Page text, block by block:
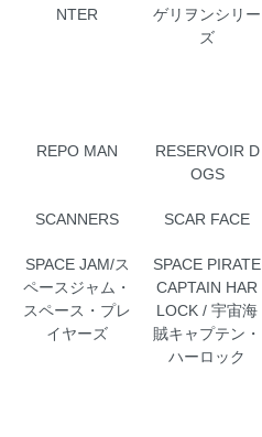
NTER
ゲリヲンシリー
ズ
REPO MAN
RESERVOIR D
OGS
SCANNERS SCAR FACE
SPACE JAM/ス
ペースジャム・
スペース・プレ
イヤーズ
SPACE PIRATE
CAPTAIN HAR
LOCK / 宇宙海
賊キャプテン・
ハーロック